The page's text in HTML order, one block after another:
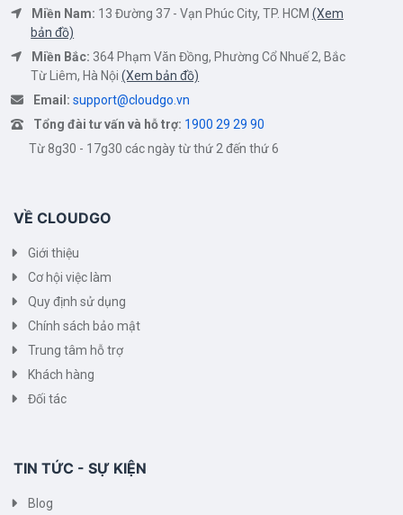
Miền Nam: 13 Đường 37 - Vạn Phúc City, TP. HCM (Xem
bản đồ)
Miền Bắc: 364 Phạm Văn Đồng, Phường Cổ Nhuế 2, Bắc
Từ Liêm, Hà Nội(Xem bản đồ)
Email: support@cloudgo.vn
Tổng đài tư vấn và hỗ trợ: 1900 29 29 90
Từ 8g30 - 17g30 các ngày từ thứ 2 đến thứ 6
VỀ CLOUDGO
Giới thiệu
Cơ hội việc làm
Quy định sử dụng
Chính sách bảo mật
Trung tâm hỗ trợ
Khách hàng
Đối tác
TIN TỨC - SỰ KIỆN
Blog